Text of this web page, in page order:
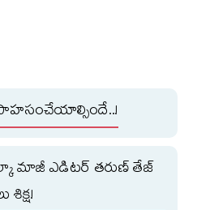
మాజీ ఎడిటర్ తరుణ్ తేజ్
శిక్ష!